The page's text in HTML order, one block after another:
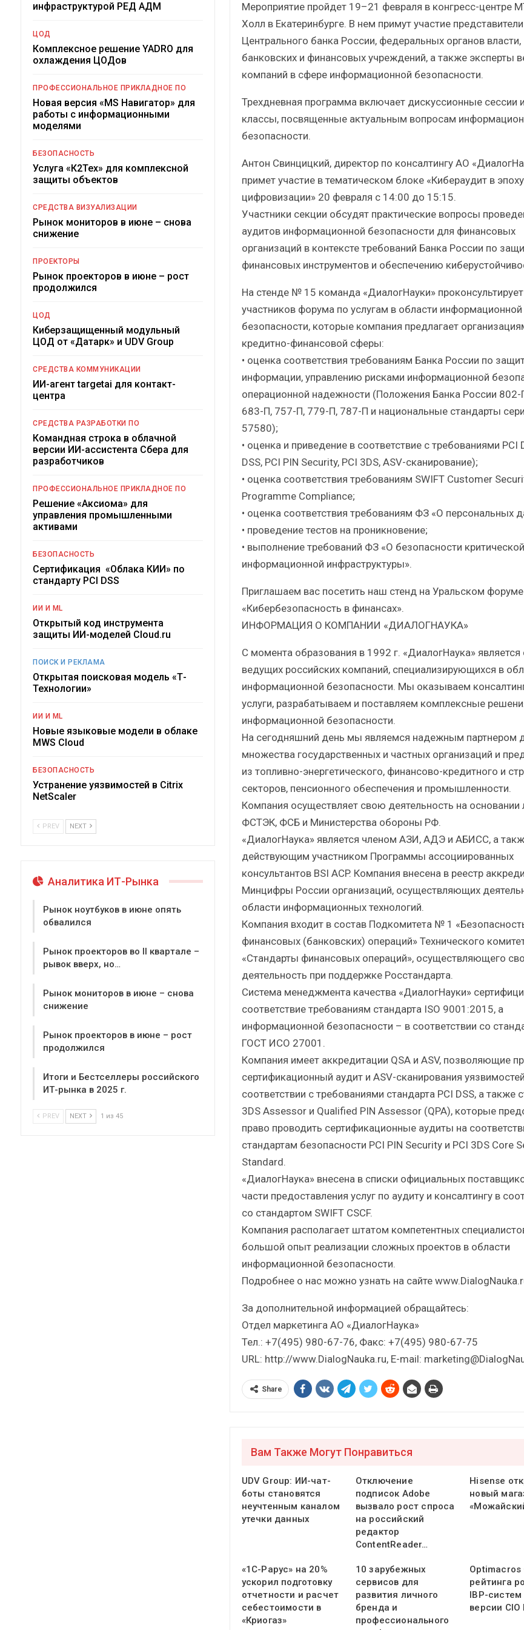
Мероприятие пройдет 19–21 февраля в конгресс-центре
Холл в Екатеринбурге. В нем примут участие представители
Центрального банка России, федеральных органов власти,
банковских и финансовых учреждений, а также эксперты
компаний в сфере информационной безопасности.
Трехдневная программа включает дискуссионные сессии
классы, посвященные актуальным вопросам
безопасности.
Антон Свинцицкий, директор по консалтингу АО
примет участие в тематическом блоке «Кибераудит в эпоху
цифровизации» 20 февраля с 14:00 до 15:15.
Участники секции обсудят практические вопросы
аудитов информационной безопасности для финансовых
организаций в контексте требований Банка России по
финансовых инструментов и обеспечению
На стенде № 15 команда «ДиалогНауки» проконсультирует
участников форума по услугам в области информационной
безопасности, которые компания предлагает
кредитно-финансовой сферы:
• оценка соответствия требованиям Банка России по
информации, управлению рисками информационной
операционной надежности (Положения Банка России
683-П, 757-П, 779-П, 787-П и национальные стандарты
57580);
• оценка и приведение в соответствие с требованиями PCI
DSS, PCI PIN Security, PCI 3DS, ASV-сканирование);
• оценка соответствия требованиям SWIFT Customer
Programme Compliance;
• оценка соответствия требованиям ФЗ «О персональных
• проведение тестов на проникновение;
• выполнение требований ФЗ «О безопасности критической
информационной инфраструктуры».
Приглашаем вас посетить наш стенд на Уральском форуме
«Кибербезопасность в финансах».
ИНФОРМАЦИЯ О КОМПАНИИ «ДИАЛОГНАУКА»
С момента образования в 1992 г. «ДиалогНаука» является
ведущих российских компаний, специализирующихся в
информационной безопасности. Мы оказываем
услуги, разрабатываем и поставляем комплексные
информационной безопасности.
На сегодняшний день мы являемся надежным партнером
множества государственных и частных организаций и
из топливно-энергетического, финансово-кредитного и
секторов, пенсионного обеспечения и промышленности.
Компания осуществляет свою деятельность на основании
ФСТЭК, ФСБ и Министерства обороны РФ.
«ДиалогНаука» является членом АЗИ, АДЭ и АБИСС, а
действующим участником Программы ассоциированных
консультантов BSI ACP. Компания внесена в реестр
Минцифры России организаций, осуществляющих
области информационных технологий.
Компания входит в состав Подкомитета № 1
финансовых (банковских) операций» Технического
«Стандарты финансовых операций», осуществляющего
деятельность при поддержке Росстандарта.
Система менеджмента качества «ДиалогНауки»
соответствие требованиям стандарта ISO 9001:2015, а
информационной безопасности – в соответствии со
ГОСТ ИСО 27001.
Компания имеет аккредитации QSA и ASV, позволяющие
сертификационный аудит и ASV-сканирования
соответствии с требованиями стандарта PCI DSS, а также
3DS Assessor и Qualified PIN Assessor (QPA), которые
право проводить сертификационные аудиты на
стандартам безопасности PCI PIN Security и PCI 3DS Core
Standard.
«ДиалогНаука» внесена в списки официальных
части предоставления услуг по аудиту и консалтингу в
со стандартом SWIFT CSCF.
Компания располагает штатом компетентных
большой опыт реализации сложных проектов в области
информационной безопасности.
Подробнее о нас можно узнать на сайте
За дополнительной информацией обращайтесь:
Отдел маркетинга АО «ДиалогНаука»
Тел.: +7(495) 980-67-76, Факс: +7(495) 980-67-75
URL: http://www.DialogNauka.ru, E-mail:
Share
Вам Также Могут Понравиться
UDV Group: ИИ-чат-
боты становятся
неучтенным каналом
утечки данных
Отключение
подписок Adobe
вызвало рост спроса
на российский
редактор
ContentReader…
Hisense
новый
«1С-Рарус» на 20%
ускорил подготовку
отчетности и расчет
себестоимости в
«Криогаз»
10 зарубежных
сервисов для
развития личного
бренда и
профессионального
Optimacros
рейтинга
IBP-
версии
инфраструктурой РЕД АДМ
ЦОД
Комплексное решение YADRO для
охлаждения ЦОДов
ПРОФЕССИОНАЛЬНОЕ ПРИКЛАДНОЕ ПО
Новая версия «MS Навигатор» для
работы с информационными
моделями
БЕЗОПАСНОСТЬ
Услуга «К2Тех» для комплексной
защиты объектов
СРЕДСТВА ВИЗУАЛИЗАЦИИ
Рынок мониторов в июне – снова
снижение
ПРОЕКТОРЫ
Рынок проекторов в июне – рост
продолжился
ЦОД
Киберзащищенный модульный
ЦОД от «Датарк» и UDV Group
СРЕДСТВА КОММУНИКАЦИИ
ИИ-агент targetai для контакт-
центра
СРЕДСТВА РАЗРАБОТКИ ПО
Командная строка в облачной
версии ИИ-ассистента Сбера для
разработчиков
ПРОФЕССИОНАЛЬНОЕ ПРИКЛАДНОЕ ПО
Решение «Аксиома» для
управления промышленными
активами
БЕЗОПАСНОСТЬ
Сертификация «Облака КИИ» по
стандарту PCI DSS
ИИ И ML
Открытый код инструмента
защиты ИИ-моделей Cloud.ru
ПОИСК И РЕКЛАМА
Открытая поисковая модель «Т-
Технологии»
ИИ И ML
Новые языковые модели в облаке
MWS Cloud
БЕЗОПАСНОСТЬ
Устранение уязвимостей в Citrix
NetScaler
PREV NEXT
Аналитика ИТ-Рынка
Рынок ноутбуков в июне опять
обвалился
Рынок проекторов во II квартале –
рывок вверх, но…
Рынок мониторов в июне – снова
снижение
Рынок проекторов в июне – рост
продолжился
Итоги и Бестселлеры российского
ИТ-рынка в 2025 г.
PREV NEXT 1 из 45